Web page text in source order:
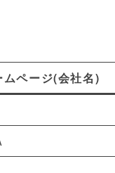
ムページ(会社名)